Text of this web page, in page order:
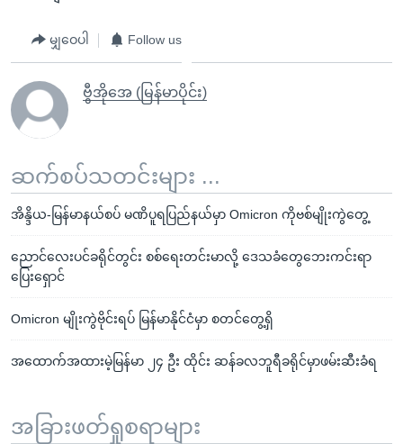
မျှဝေပါ Follow us
ဗွီအိုအေ (မြန်မာပိုင်း)
ဆက်စပ်သတင်းများ ...
အိန္ဒိယ-မြန်မာနယ်စပ် မဏိပူရပြည်နယ်မှာ Omicron ကိုဗစ်မျိုးကွဲတွေ့
ညောင်လေးပင်ခရိုင်တွင်း စစ်ရေးတင်းမာလို့ ဒေသခံတွေဘေးကင်းရာ
ပြေးရှောင်
Omicron မျိုးကွဲဗိုင်းရပ် မြန်မာနိုင်ငံမှာ စတင်တွေ့ရှိ
အထောက်အထားမဲ့မြန်မာ ၂၄ ဦး ထိုင်း ဆန်ခလဘူရီခရိုင်မှာဖမ်းဆီးခံရ
အခြားဖတ်ရှုစရာများ